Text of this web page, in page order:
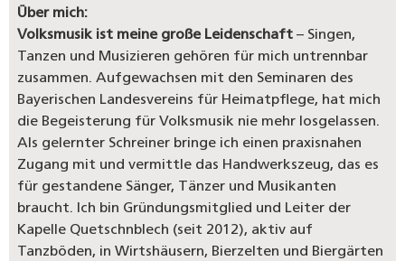
Über mich:
Volksmusik ist meine große Leidenschaft– Singen,
Tanzen und Musizieren gehören für mich untrennbar
zusammen. Aufgewachsen mit den Seminaren des
Bayerischen Landesvereins für Heimatpflege, hat mich
die Begeisterung für Volksmusik nie mehr losgelassen.
Als gelernter Schreiner bringe ich einen praxisnahen
Zugang mit und vermittle das Handwerkszeug, das es
für gestandene Sänger, Tänzer und Musikanten
braucht. Ich bin Gründungsmitglied und Leiter der
Kapelle Quetschnblech (seit 2012), aktiv auf
Tanzböden, in Wirtshäusern, Bierzelten und Biergärten